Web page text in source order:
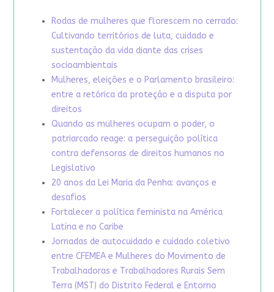
Rodas de mulheres que florescem no cerrado:
Cultivando territórios de luta, cuidado e
sustentação da vida diante das crises
socioambientais
Mulheres, eleições e o Parlamento brasileiro:
entre a retórica da proteção e a disputa por
direitos
Quando as mulheres ocupam o poder, o
patriarcado reage: a perseguição política
contra defensoras de direitos humanos no
Legislativo
20 anos da Lei Maria da Penha: avanços e
desafios
Fortalecer a política feminista na América
Latina e no Caribe
Jornadas de autocuidado e cuidado coletivo
entre CFEMEA e Mulheres do Movimento de
Trabalhadoras e Trabalhadores Rurais Sem
Terra (MST) do Distrito Federal e Entorno